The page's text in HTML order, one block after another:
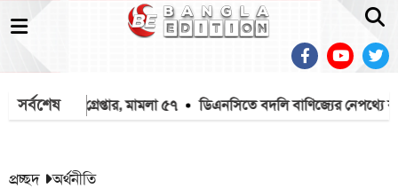
সর্বশেষ
জন গ্রেপ্তার, মামলা ৫৭ ডিএনসিতে বদলি বাণিজ্যের নেপথ্যে
প্রচ্ছদ অর্থনীতি